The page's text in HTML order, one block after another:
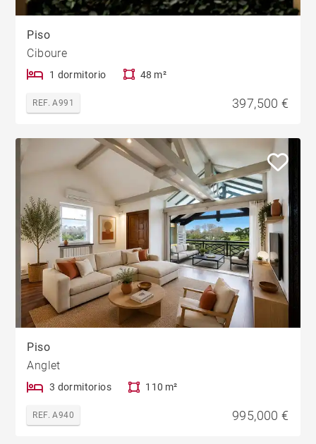
Piso
Ciboure
1 dormitorio 48 m²
REF. A991 397,500 €
Piso
Anglet
3 dormitorios 110 m²
REF. A940 995,000 €